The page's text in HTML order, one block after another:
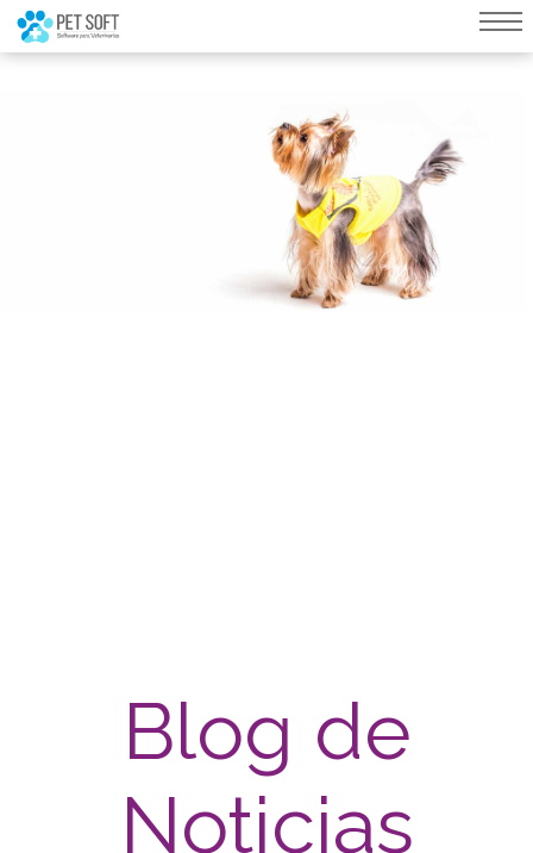
query failed, Table 'nwproject5_petsoft.preload_images' doesn't exist::SQL
Query: /*qc=on*/ select * from preload_images where pagina=15
Blog de
Noticias